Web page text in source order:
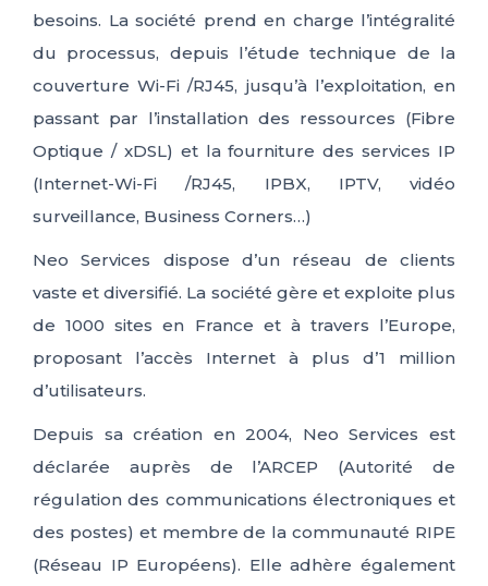
besoins. La société prend en charge l’intégralité
du processus, depuis l’étude technique de la
couverture Wi-Fi /RJ45, jusqu’à l’exploitation, en
passant par l’installation des ressources (Fibre
Optique / xDSL) et la fourniture des services IP
(Internet-Wi-Fi /RJ45, IPBX, IPTV, vidéo
surveillance, Business Corners…)
Neo Services dispose d’un réseau de clients
vaste et diversifié. La société gère et exploite plus
de 1000 sites en France et à travers l’Europe,
proposant l’accès Internet à plus d’1 million
d’utilisateurs.
Depuis sa création en 2004, Neo Services est
déclarée auprès de l’ARCEP (Autorité de
régulation des communications électroniques et
des postes) et membre de la communauté RIPE
(Réseau IP Européens). Elle adhère également